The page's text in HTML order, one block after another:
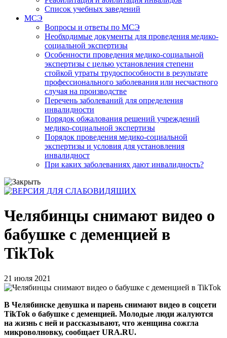
Список учебных заведений
МСЭ
Вопросы и ответы по МСЭ
Необходимые документы для проведения медико-
социальной экспертизы
Особенности проведения медико-социальной
экспертизы с целью установления степени
стойкой утраты трудоспособности в результате
профессионального заболевания или несчастного
случая на производстве
Перечень заболеваний для определения
инвалидности
Порядок обжалования решений учреждений
медико-социальной экспертизы
Порядок проведения медико-социальной
экспертизы и условия для установления
инвалидност
При каких заболеваниях дают инвалидность?
Челябинцы снимают видео о
бабушке с деменцией в
TikTok
21 июля 2021
В Челябинске девушка и парень снимают видео в соцсети
TikTok о бабушке с деменцией. Молодые люди жалуются
на жизнь с ней и рассказывают, что женщина сожгла
микроволновку, сообщает URA.RU.